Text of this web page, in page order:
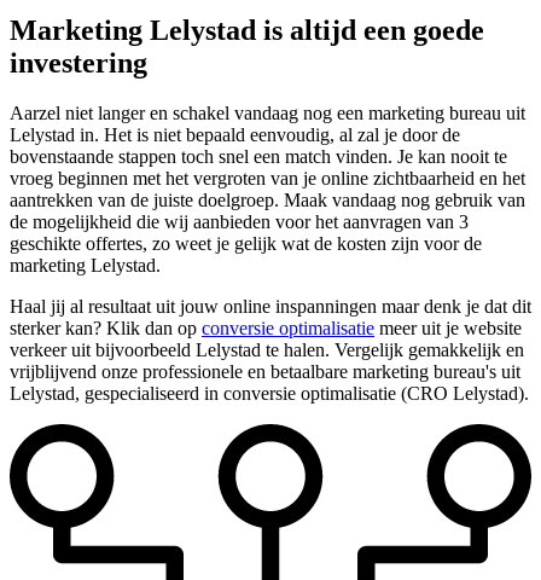
Marketing Lelystad is altijd een goede
investering
Aarzel niet langer en schakel vandaag nog een marketing bureau uit
Lelystad in. Het is niet bepaald eenvoudig, al zal je door de
bovenstaande stappen toch snel een match vinden. Je kan nooit te
vroeg beginnen met het vergroten van je online zichtbaarheid en het
aantrekken van de juiste doelgroep. Maak vandaag nog gebruik van
de mogelijkheid die wij aanbieden voor het aanvragen van 3
geschikte offertes, zo weet je gelijk wat de kosten zijn voor de
marketing Lelystad.
Haal jij al resultaat uit jouw online inspanningen maar denk je dat dit
sterker kan? Klik dan op conversie optimalisatie meer uit je website
verkeer uit bijvoorbeeld Lelystad te halen. Vergelijk gemakkelijk en
vrijblijvend onze professionele en betaalbare marketing bureau's uit
Lelystad, gespecialiseerd in conversie optimalisatie (CRO Lelystad).